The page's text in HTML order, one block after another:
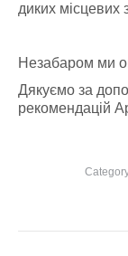
диких місцевих
Незабаром ми
Дякуємо за
рекомендацій